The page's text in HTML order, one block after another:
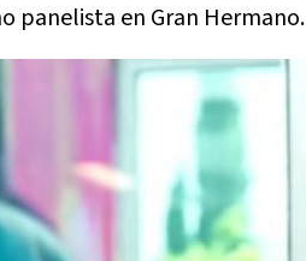
panelista en Gran Hermano.